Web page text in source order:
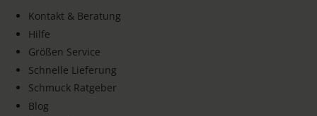
Kontakt & Beratung
Hilfe
Größen Service
Schnelle Lieferung
Schmuck Ratgeber
Blog